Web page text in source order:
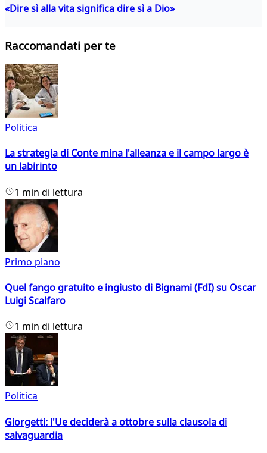
«Dire sì alla vita significa dire sì a Dio»
Raccomandati per te
Politica
La strategia di Conte mina l'alleanza e il campo largo è
un labirinto
1 min di lettura
Primo piano
Quel fango gratuito e ingiusto di Bignami (FdI) su Oscar
Luigi Scalfaro
1 min di lettura
Politica
Giorgetti: l'Ue deciderà a ottobre sulla clausola di
salvaguardia